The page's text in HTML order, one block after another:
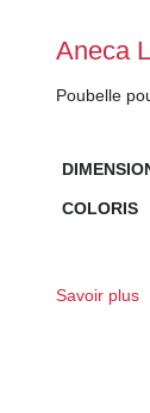
Aneca
Poubelle
COLORIS
Savoir plus